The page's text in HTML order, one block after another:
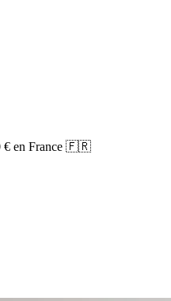
€ en France 🇫🇷